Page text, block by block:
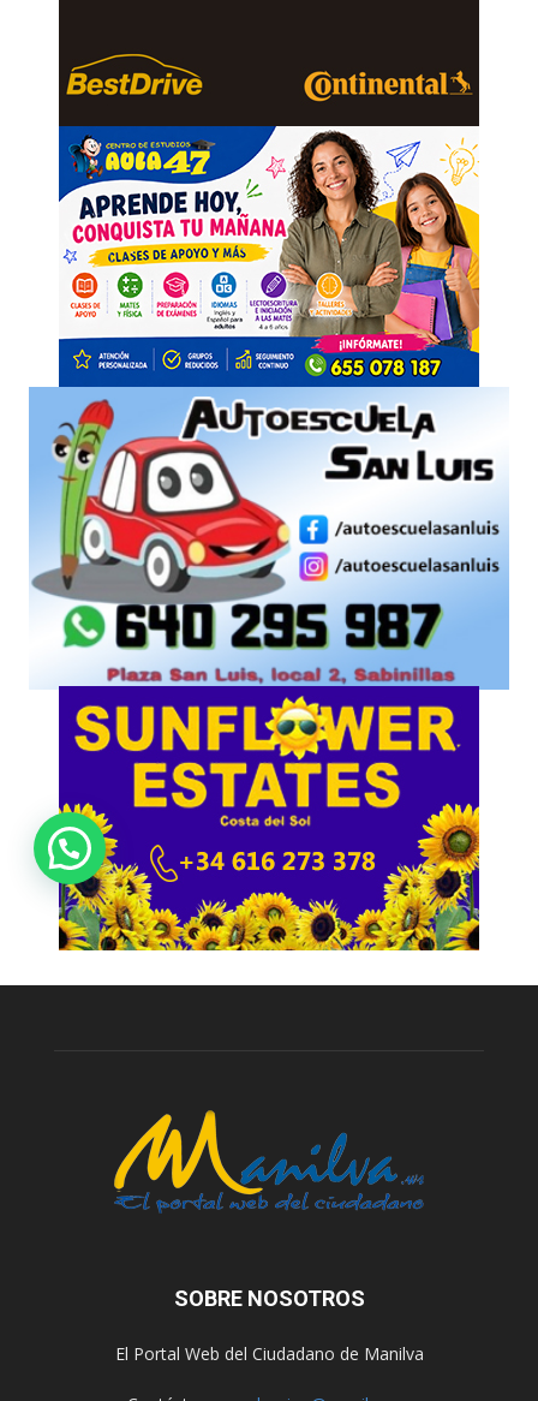
SOBRE NOSOTROS
El Portal Web del Ciudadano de Manilva